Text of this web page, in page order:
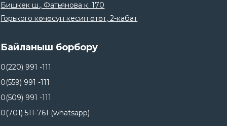
Бишкек ш., Фатьянова к. 170
Горького көчөсүн кесип өтөт, 2-кабат
Байланыш борбору
0(220) 991 -111
0(559) 991 -111
0(509) 991 -111
0(701) 511-761 (whatsapp)